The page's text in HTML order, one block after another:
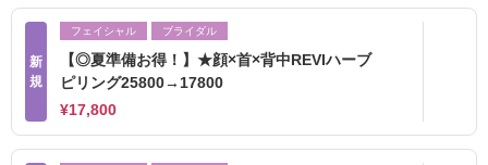
新
規
フェイシャル ブライダル
【◎夏準備お得！】★顔×首×背中REVIハーブ
ピリング25800→17800
¥17,800